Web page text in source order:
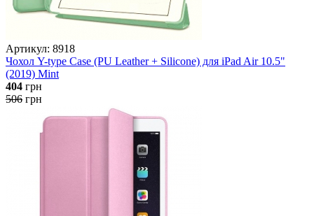
Артикул: 8918
Чохол Y-type Case (PU Leather + Silicone) для iPad Air 10.5"
(2019) Mint
404 грн
506 грн